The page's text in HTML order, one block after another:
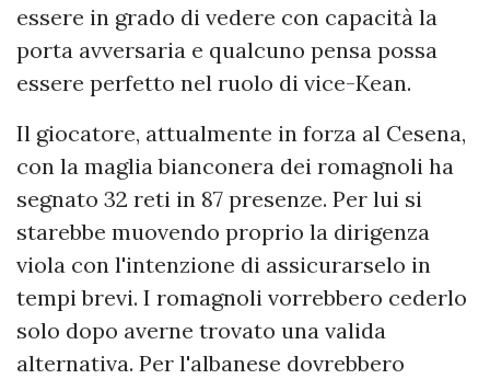
essere in grado di vedere con capacità la
porta avversaria e qualcuno pensa possa
essere perfetto nel ruolo di vice-Kean.
Il giocatore, attualmente in forza al Cesena,
con la maglia bianconera dei romagnoli ha
segnato 32 reti in 87 presenze. Per lui si
starebbe muovendo proprio la dirigenza
viola con l'intenzione di assicurarselo in
tempi brevi. I romagnoli vorrebbero cederlo
solo dopo averne trovato una valida
alternativa. Per l'albanese dovrebbero